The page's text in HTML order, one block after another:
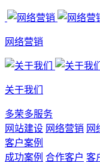
网络营销
关于我们
多荣多服务
网站建设 网络营销 网
客户案例
成功案例 合作客户 客